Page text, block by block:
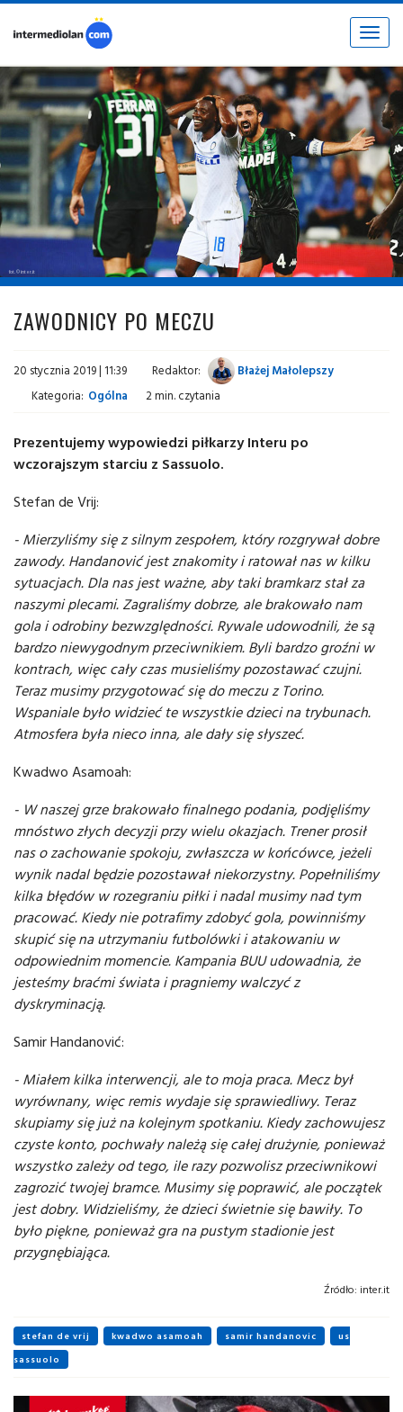
Toggle
fot. © inter.it
ZAWODNICY PO MECZU
20 stycznia 2019 | 11:39 Redaktor:
Błażej Małolepszy
Kategoria: Ogólna 2 min. czytania
Prezentujemy wypowiedzi piłkarzy Interu po
wczorajszym starciu z Sassuolo.
Stefan de Vrij:
- Mierzyliśmy się z silnym zespołem, który rozgrywał dobre
zawody. Handanović jest znakomity i ratował nas w kilku
sytuacjach. Dla nas jest ważne, aby taki bramkarz stał za
naszymi plecami. Zagraliśmy dobrze, ale brakowało nam
gola i odrobiny bezwzględności. Rywale udowodnili, że są
bardzo niewygodnym przeciwnikiem. Byli bardzo groźni w
kontrach, więc cały czas musieliśmy pozostawać czujni.
Teraz musimy przygotować się do meczu z Torino.
Wspaniale było widzieć te wszystkie dzieci na trybunach.
Atmosfera była nieco inna, ale dały się słyszeć.
Kwadwo Asamoah:
- W naszej grze brakowało finalnego podania, podjęliśmy
mnóstwo złych decyzji przy wielu okazjach. Trener prosił
nas o zachowanie spokoju, zwłaszcza w końcówce, jeżeli
wynik nadal będzie pozostawał niekorzystny. Popełniliśmy
kilka błędów w rozegraniu piłki i nadal musimy nad tym
pracować. Kiedy nie potrafimy zdobyć gola, powinniśmy
skupić się na utrzymaniu futbolówki i atakowaniu w
odpowiednim momencie. Kampania BUU udowadnia, że
jesteśmy braćmi świata i pragniemy walczyć z
dyskryminacją.
Samir Handanović:
- Miałem kilka interwencji, ale to moja praca. Mecz był
wyrównany, więc remis wydaje się sprawiedliwy. Teraz
skupiamy się już na kolejnym spotkaniu. Kiedy zachowujesz
czyste konto, pochwały należą się całej drużynie, ponieważ
wszystko zależy od tego, ile razy pozwolisz przeciwnikowi
zagrozić twojej bramce. Musimy się poprawić, ale początek
jest dobry. Widzieliśmy, że dzieci świetnie się bawiły. To
było piękne, ponieważ gra na pustym stadionie jest
przygnębiająca.
Źródło: inter.it
stefan de vrij kwadwo asamoah samir handanovic
us
sassuolo